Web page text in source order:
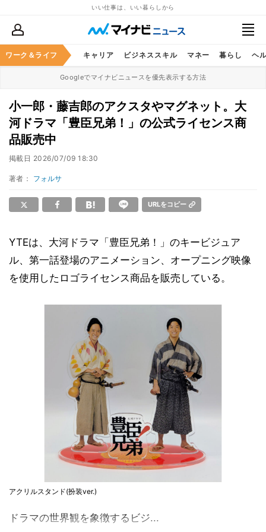
いい仕事は、いい暮らしから
ワーク＆ライフ キャリア ビジネススキル マネー 暮らし ヘ
Googleでマイナビニュースを優先表示する方法
小一郎・藤吉郎のアクスタやマグネット。大
河ドラマ「豊臣兄弟！」の公式ライセンス商
品販売中
掲載日 2026/07/09 18:30
著者： フォルサ
URLをコピー
YTEは、大河ドラマ「豊臣兄弟！」のキービジュア
ル、第一話登場のアニメーション、オープニング映像
を使用したロゴライセンス商品を販売している。
アクリルスタンド(扮装ver.)
ドラマの世界観を象徴するビジ...